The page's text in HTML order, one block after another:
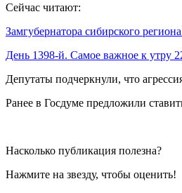
Сейчас читают:
Замгубернатора сибирского
День 1398-й. Самое важное к утру
Депутаты подчеркнули, что
Ранее в Госдуме предложили
Насколько публикация полезна?
Нажмите на звезду, чтобы оценить!